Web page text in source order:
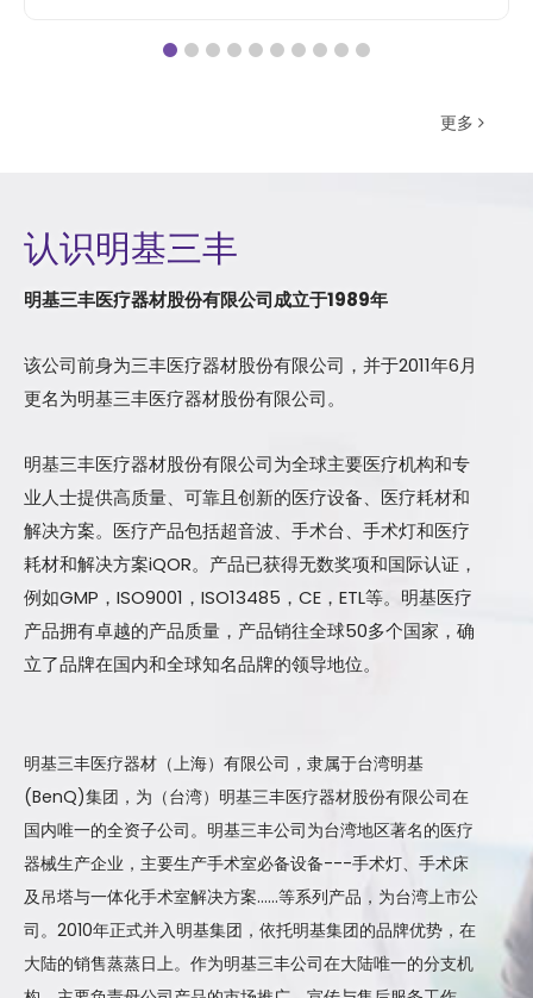
更多
认识明基三丰
明基三丰医疗器材股份有限公司成立于1989年
该公司前身为三丰医疗器材股份有限公司，并于2011年6月
更名为明基三丰医疗器材股份有限公司。
明基三丰医疗器材股份有限公司为全球主要医疗机构和专
业人士提供高质量、可靠且创新的医疗设备、医疗耗材和
解决方案。医疗产品包括超音波、手术台、手术灯和医疗
耗材和解决方案iQOR。产品已获得无数奖项和国际认证，
例如GMP，ISO9001，ISO13485，CE，ETL等。明基医疗
产品拥有卓越的产品质量，产品销往全球50多个国家，确
立了品牌在国内和全球知名品牌的领导地位。
明基三丰医疗器材（上海）有限公司，隶属于台湾明基
(BenQ)集团，为（台湾）明基三丰医疗器材股份有限公司在
国内唯一的全资子公司。明基三丰公司为台湾地区著名的医疗
器械生产企业，主要生产手术室必备设备---手术灯、手术床
及吊塔与一体化手术室解决方案……等系列产品，为台湾上市公
司。2010年正式并入明基集团，依托明基集团的品牌优势，在
大陆的销售蒸蒸日上。作为明基三丰公司在大陆唯一的分支机